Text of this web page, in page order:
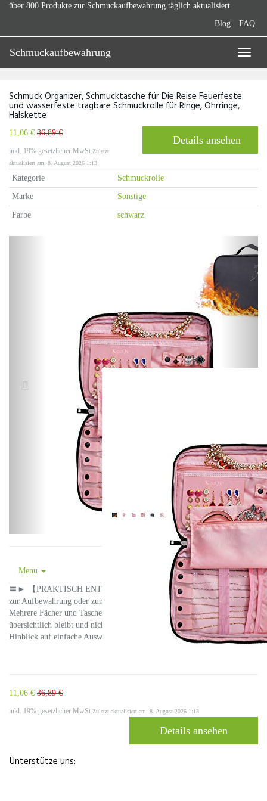
Skipüber 800 Produkte zur Schmuckaufbewahrung täglich aktualisiert
Blog
FAQ
Toggle
Schmuckaufbewahrung
Schmuck Organizer, Schmucktasche für Die Reise Feuerfeste
und wasserfeste tragbare Schmuckrolle für Ringe, Ohrringe,
Halskette
11,06 € 36,89 €
inkl. 19% gesetzlicher MwSt.Zuletzt
aktualisiert am: 8. August 2026 1:13
Details ansehen
Kategorie Schmuckrolle
Marke Sonstige
Farbe schwarz
Menu
〓► 【PRAKTISCH ENTWICKELT】 Unser Schmuck-Organizer kann
zur Aufbewahrung oder zum einfachen Reisen verwendet werden.
Mehrere Fächer und Taschen sorgen dafür, dass Ihr Schmuck
übersichtlich bleibt und nicht zusammenstößt und beschädigt wird. Im
Hinblick auf einfache Auswahl, einfache…
11,06 € 36,89 €
inkl. 19% gesetzlicher MwSt.Zuletzt aktualisiert am: 8. August 2026 1:13
Details ansehen
Unterstütze uns: